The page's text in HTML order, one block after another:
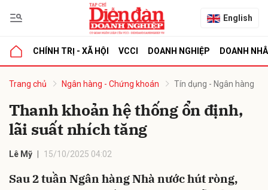
English
CHÍNH TRỊ - XÃ HỘI VCCI DOANH NGHIỆP DOANH
Trang chủ Ngân hàng - Chứng khoán Tín dụng - Ngân hàng
Thanh khoản hệ thống ổn định,
lãi suất nhích tăng
Lê Mỹ 15/10/2025 04:02
Sau 2 tuần Ngân hàng Nhà nước hút ròng,
luận